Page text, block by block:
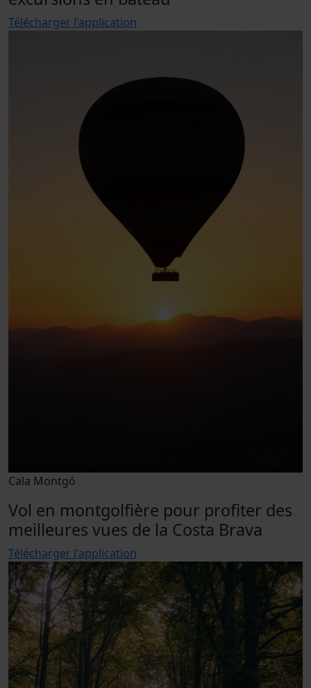
Télécharger l'application
Cala Montgó
Vol en montgolfière pour profiter des
meilleures vues de la Costa Brava
Télécharger l'application